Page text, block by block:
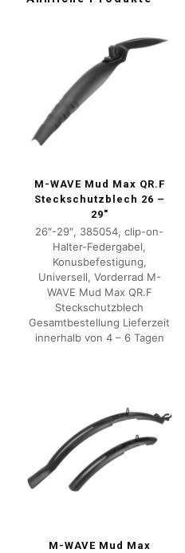
M-WAVE Mud Max QR.F
Steckschutzblech 26 –
29″
26″-29″, 385054, clip-on-
Halter-Federgabel,
Konusbefestigung,
Universell, Vorderrad M-
WAVE Mud Max QR.F
Steckschutzblech
Gesamtbestellung Lieferzeit
innerhalb von 4 – 6 Tagen
M-WAVE Mud Max